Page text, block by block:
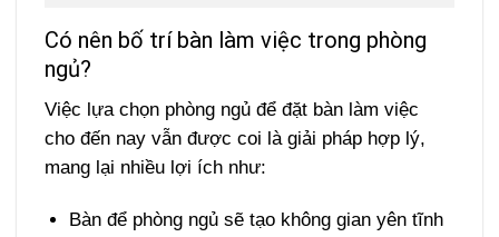
Có nên bố trí bàn làm việc trong phòng
ngủ?
Việc lựa chọn phòng ngủ để đặt bàn làm việc
cho đến nay vẫn được coi là giải pháp hợp lý,
mang lại nhiều lợi ích như:
Bàn để phòng ngủ sẽ tạo không gian yên tĩnh